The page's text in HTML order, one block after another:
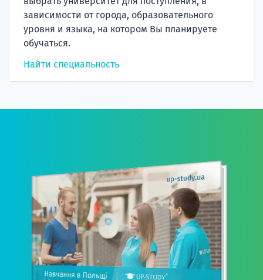
зависимости от города, образовательного
уровня и языка, на котором Вы планируете
обучаться.
Найти специальность